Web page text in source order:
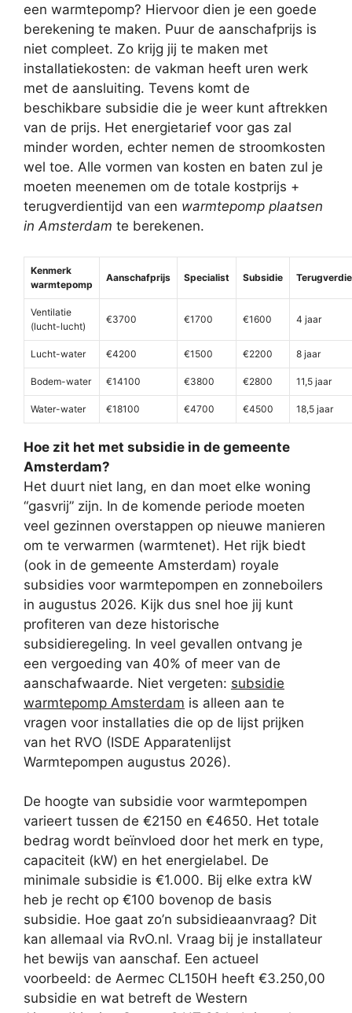
een warmtepomp? Hiervoor dien je een goede
berekening te maken. Puur de aanschafprijs is
niet compleet. Zo krijg jij te maken met
installatiekosten: de vakman heeft uren werk
met de aansluiting. Tevens komt de
beschikbare subsidie die je weer kunt aftrekken
van de prijs. Het energietarief voor gas zal
minder worden, echter nemen de stroomkosten
wel toe. Alle vormen van kosten en baten zul je
moeten meenemen om de totale kostprijs +
terugverdientijd van een warmtepomp plaatsen
in Amsterdam te berekenen.
Kenmerk
warmtepomp
Aanschafprijs Specialist Subsidie
Ventilatie
(lucht-lucht)
€3700 €1700 €1600 4 jaar
Lucht-water €4200 €1500 €2200 8 jaar
Bodem-water €14100 €3800 €2800 11,5 jaar
Water-water €18100 €4700 €4500 18,5 jaar
Hoe zit het met subsidie in de gemeente
Amsterdam?
Het duurt niet lang, en dan moet elke woning
“gasvrij” zijn. In de komende periode moeten
veel gezinnen overstappen op nieuwe manieren
om te verwarmen (warmtenet). Het rijk biedt
(ook in de gemeente Amsterdam) royale
subsidies voor warmtepompen en zonneboilers
in augustus 2026. Kijk dus snel hoe jij kunt
profiteren van deze historische
subsidieregeling. In veel gevallen ontvang je
een vergoeding van 40% of meer van de
aanschafwaarde. Niet vergeten: subsidie
warmtepomp Amsterdam is alleen aan te
vragen voor installaties die op de lijst prijken
van het RVO (ISDE Apparatenlijst
Warmtepompen augustus 2026).
De hoogte van subsidie voor warmtepompen
varieert tussen de €2150 en €4650. Het totale
bedrag wordt beïnvloed door het merk en type,
capaciteit (kW) en het energielabel. De
minimale subsidie is €1.000. Bij elke extra kW
heb je recht op €100 bovenop de basis
subsidie. Hoe gaat zo’n subsidieaanvraag? Dit
kan allemaal via RvO.nl. Vraag bij je installateur
het bewijs van aanschaf. Een actueel
voorbeeld: de Aermec CL150H heeft €3.250,00
subsidie en wat betreft de Western